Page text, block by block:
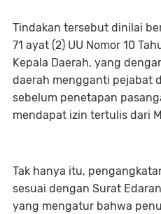
Tindakan tersebut dinilai
71 ayat (2) UU Nomor 10
Kepala Daerah, yang
daerah mengganti pejabat
sebelum penetapan
mendapat izin tertulis dari
Tak hanya itu,
sesuai dengan Surat
yang mengatur bahwa